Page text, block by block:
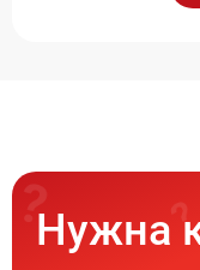
Нужна